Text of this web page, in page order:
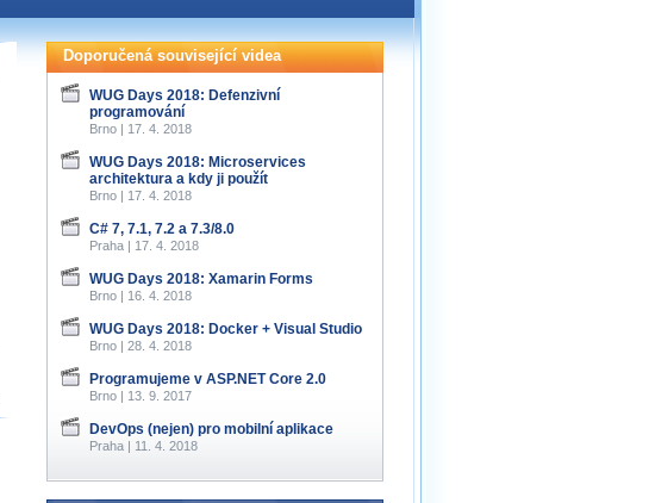
Doporučená související videa
WUG Days 2018: Defenzivní
programování
Brno | 17. 4. 2018
WUG Days 2018: Microservices
architektura a kdy ji použít
Brno | 17. 4. 2018
C# 7, 7.1, 7.2 a 7.3/8.0
Praha | 17. 4. 2018
WUG Days 2018: Xamarin Forms
Brno | 16. 4. 2018
WUG Days 2018: Docker + Visual Studio
Brno | 28. 4. 2018
Programujeme v ASP.NET Core 2.0
Brno | 13. 9. 2017
DevOps (nejen) pro mobilní aplikace
Praha | 11. 4. 2018